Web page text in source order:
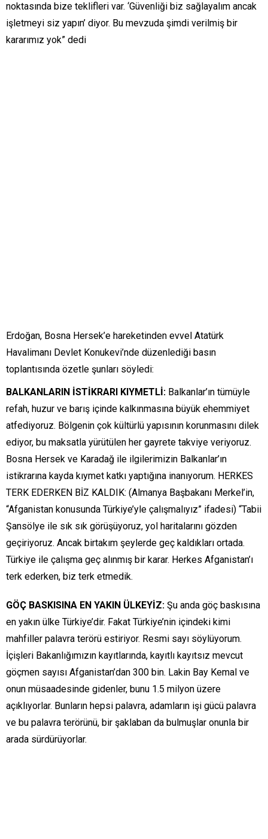
noktasında bize teklifleri var. ‘Güvenliği biz sağlayalım ancak
işletmeyi siz yapın’ diyor. Bu mevzuda şimdi verilmiş bir
kararımız yok” dedi
Erdoğan, Bosna Hersek’e hareketinden evvel Atatürk
Havalimanı Devlet Konukevi’nde düzenlediği basın
toplantısında özetle şunları söyledi:
BALKANLARIN İSTİKRARI KIYMETLİ: Balkanlar’ın tümüyle
refah, huzur ve barış içinde kalkınmasına büyük ehemmiyet
atfediyoruz. Bölgenin çok kültürlü yapısının korunmasını dilek
ediyor, bu maksatla yürütülen her gayrete takviye veriyoruz.
Bosna Hersek ve Karadağ ile ilgilerimizin Balkanlar’ın
istikrarına kayda kıymet katkı yaptığına inanıyorum. HERKES
TERK EDERKEN BİZ KALDIK: (Almanya Başbakanı Merkel’in,
“Afganistan konusunda Türkiye’yle çalışmalıyız” ifadesi) “Tabii
Şansölye ile sık sık görüşüyoruz, yol haritalarını gözden
geçiriyoruz. Ancak birtakım şeylerde geç kaldıkları ortada.
Türkiye ile çalışma geç alınmış bir karar. Herkes Afganistan’ı
terk ederken, biz terk etmedik.
GÖÇ BASKISINA EN YAKIN ÜLKEYİZ: Şu anda göç baskısına
en yakın ülke Türkiye’dir. Fakat Türkiye’nin içindeki kimi
mahfiller palavra terörü estiriyor. Resmi sayı söylüyorum.
İçişleri Bakanlığımızın kayıtlarında, kayıtlı kayıtsız mevcut
göçmen sayısı Afganistan’dan 300 bin. Lakin Bay Kemal ve
onun müsaadesinde gidenler, bunu 1.5 milyon üzere
açıklıyorlar. Bunların hepsi palavra, adamların işi gücü palavra
ve bu palavra terörünü, bir şaklaban da bulmuşlar onunla bir
arada sürdürüyorlar.